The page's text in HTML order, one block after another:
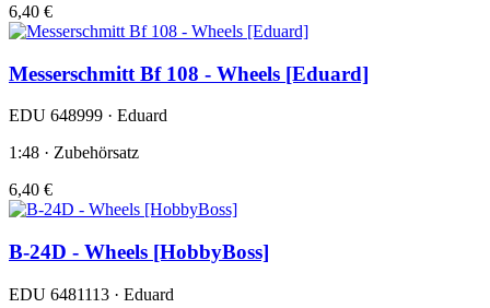
6,40 €
Messerschmitt Bf 108 - Wheels [Eduard]
EDU 648999 · Eduard
1:48 · Zubehörsatz
6,40 €
B-24D - Wheels [HobbyBoss]
EDU 6481113 · Eduard